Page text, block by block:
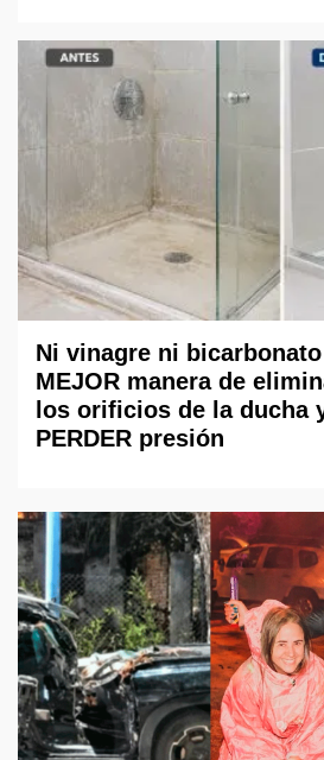
Ni vinagre ni
MEJOR manera de
los orificios de la ducha
PERDER presión